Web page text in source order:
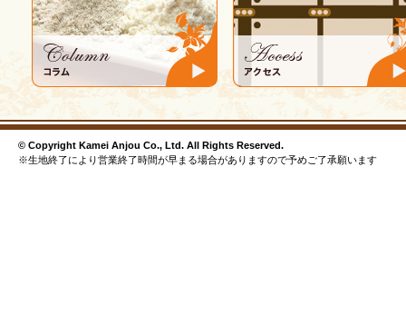
© Copyright Kamei Anjou Co., Ltd. All Rights Reserved.
※生地終了により営業終了時間が早まる場合がありますので予めご了承願います